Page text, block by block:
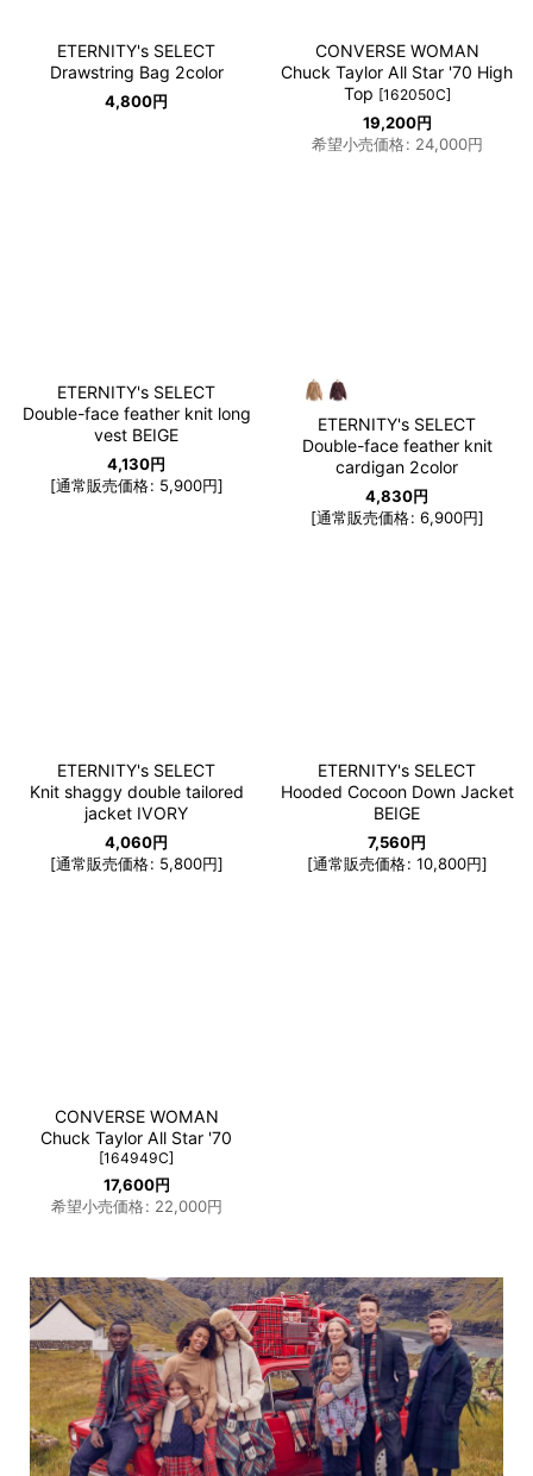
ETERNITY's SELECT
Drawstring Bag 2color
4,800円
CONVERSE WOMAN
Chuck Taylor All Star '70 High
Top [162050C]
19,200円
希望小売価格: 24,000円
ETERNITY's SELECT
Double-face feather knit long
vest BEIGE
4,130円
[通常販売価格: 5,900円]
ETERNITY's SELECT
Double-face feather knit
cardigan 2color
4,830円
[通常販売価格: 6,900円]
ETERNITY's SELECT
Knit shaggy double tailored
jacket IVORY
4,060円
[通常販売価格: 5,800円]
ETERNITY's SELECT
Hooded Cocoon Down Jacket
BEIGE
7,560円
[通常販売価格: 10,800円]
CONVERSE WOMAN
Chuck Taylor All Star '70
[164949C]
17,600円
希望小売価格: 22,000円